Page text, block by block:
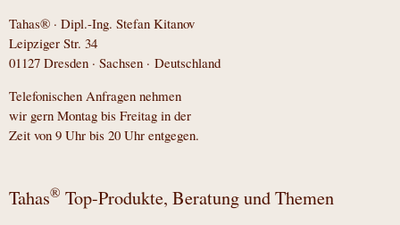
Tahas® · Dipl.-Ing. Stefan Kitanov
Leipziger Str. 34
01127 Dresden · Sachsen · Deutschland
Telefonischen Anfragen nehmen
wir gern Montag bis Freitag in der
Zeit von 9 Uhr bis 20 Uhr entgegen.
Tahas® Top-Produkte, Beratung und Themen